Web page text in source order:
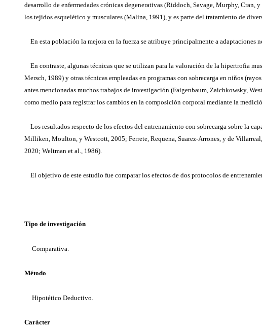
desarrollo de enfermedades crónicas degenerativas (Riddoch, Savage, Murphy,
los tejidos esquelético y musculares (Malina, 1991), y es parte del tratamiento de
En esta población la mejora en la fuerza se atribuye principalmente a adaptaciones
En contraste, algunas técnicas que se utilizan para la valoración de la hipertrofia
Mersch, 1989) y otras técnicas empleadas en programas con sobrecarga en niños
antes mencionadas muchos trabajos de investigación (Faigenbaum, Zaichkowsky,
como medio para registrar los cambios en la composición corporal mediante la
Los resultados respecto de los efectos del entrenamiento con sobrecarga sobre la
Milliken, Moulton, y Westcott, 2005; Ferrete, Requena, Suarez-Arrones, y de
2020; Weltman et al., 1986).
El objetivo de este estudio fue comparar los efectos de dos protocolos de
Tipo de investigación
Comparativa.
Método
Hipotético Deductivo.
Carácter